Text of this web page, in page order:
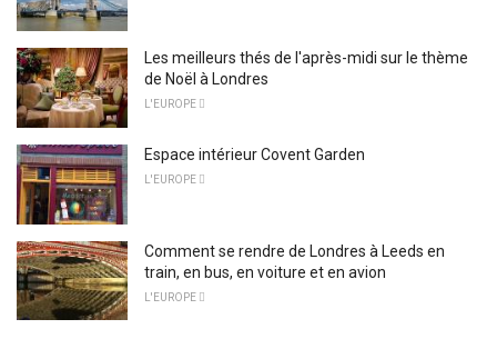
Les meilleurs thés de l'après-midi sur le thème
de Noël à Londres
L'EUROPE 
Espace intérieur Covent Garden
L'EUROPE 
Comment se rendre de Londres à Leeds en
train, en bus, en voiture et en avion
L'EUROPE 